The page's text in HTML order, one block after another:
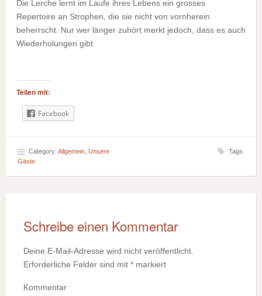
Die Lerche lernt im Laufe ihres Lebens ein grosses
Repertoire an Strophen, die sie nicht von vornherein
beherrscht. Nur wer länger zuhört merkt jedoch, dass es auch
Wiederholungen gibt.
Teilen mit:
Facebook
Category: Allgemein Unsere
Gäste
Tags:
Schreibe einen Kommentar
Deine E-Mail-Adresse wird nicht veröffentlicht.
Erforderliche Felder sind mit * markiert
Kommentar